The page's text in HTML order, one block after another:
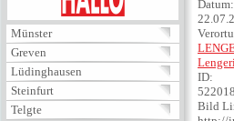
Münster
Greven
Lüdinghausen
Steinfurt
Telgte
Datum:
ID:
Bild